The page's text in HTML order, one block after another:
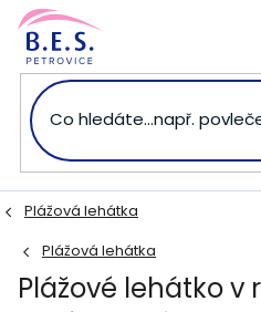
Přejít
obsah
Plážová lehátka
Plážová lehátka
Plážové lehátko